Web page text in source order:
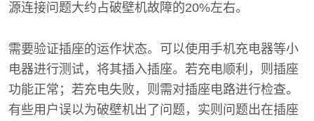
源连接问题大约占破壁机故障的20%左右。
需要验证插座的运作状态。可以使用手机充电器等小
电器进行测试，将其插入插座。若充电顺利，则插座
功能正常；若充电失败，则需对插座电路进行检查。
有些用户误以为破壁机出了问题，实则问题出在插座